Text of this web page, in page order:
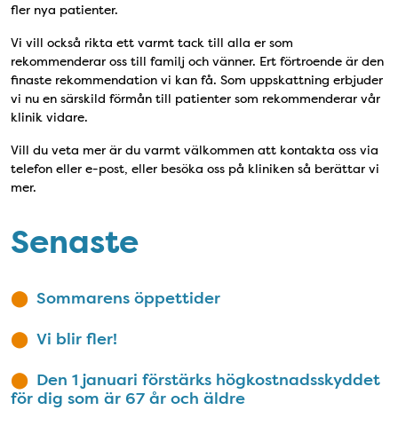
fler nya patienter.
Vi vill också rikta ett varmt tack till alla er som
rekommenderar oss till familj och vänner. Ert förtroende är den
finaste rekommendation vi kan få. Som uppskattning erbjuder
vi nu en särskild förmån till patienter som rekommenderar vår
klinik vidare.
Vill du veta mer är du varmt välkommen att kontakta oss via
telefon eller e-post, eller besöka oss på kliniken så berättar vi
mer.
Senaste
Sommarens öppettider
Vi blir fler!
Den 1 januari förstärks högkostnadsskyddet
för dig som är 67 år och äldre